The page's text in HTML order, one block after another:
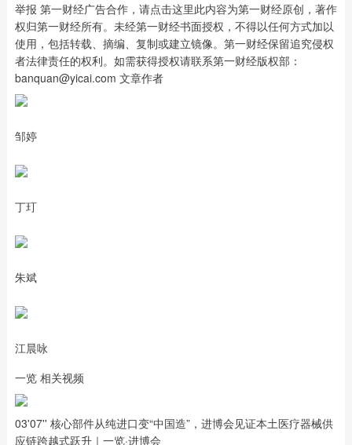
举报 第一财经广告合作，请点击这里此内容为第一财经原创，著作
权归第一财经所有。未经第一财经书面授权，不得以任何方式加以
使用，包括转载、摘编、复制或建立镜像。第一财经保留追究侵权
者法律责任的权利。如需获得授权请联系第一财经版权部：
banquan@yicai.com 文章作者
邹婷
丁玎
朱斌
江晨咏
一览 相关视频
03'07'' 核心部件从纯进口变“中国造”，进博会见证本土医疗器械供
应链跨越式跃升｜一览·进博会